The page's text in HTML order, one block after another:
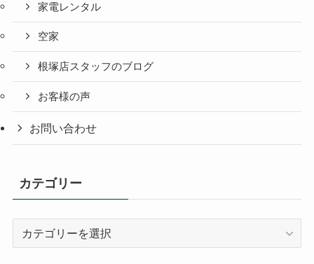
家電レンタル
空家
根塚店スタッフのブログ
お客様の声
お問い合わせ
カテゴリー